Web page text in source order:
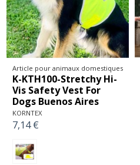
Article pour animaux domestiques
K-KTH100-Stretchy Hi-
Vis Safety Vest For
Dogs Buenos Aires
KORNTEX
7,14 €